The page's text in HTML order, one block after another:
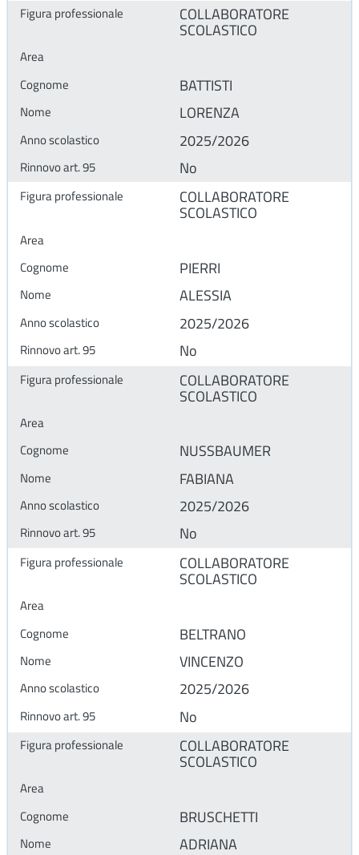
COLLABORATORE
SCOLASTICO
BATTISTI
LORENZA
2025/2026
No
COLLABORATORE
SCOLASTICO
PIERRI
ALESSIA
2025/2026
No
COLLABORATORE
SCOLASTICO
NUSSBAUMER
FABIANA
2025/2026
No
COLLABORATORE
SCOLASTICO
BELTRANO
VINCENZO
2025/2026
No
COLLABORATORE
SCOLASTICO
BRUSCHETTI
ADRIANA